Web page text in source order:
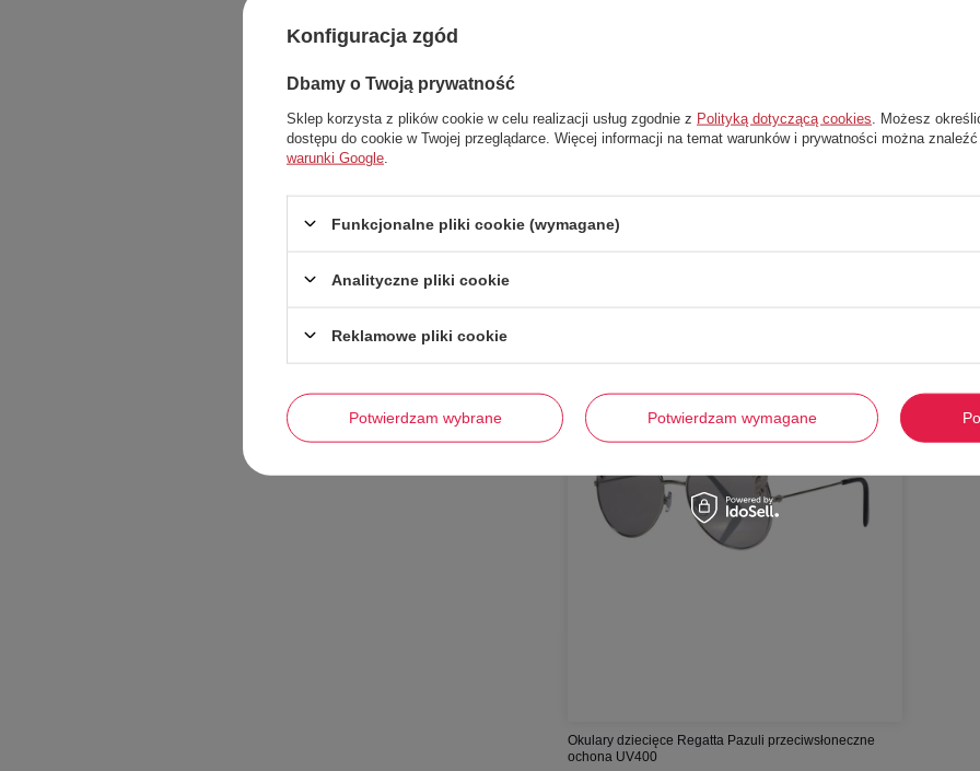
Okulary dziecięce Regatta Pazuli przeciwsłoneczne
ochona UV400
Konfiguracja zgód
Dbamy o Twoją prywatność
Sklep korzysta z plików cookie w celu realizacji usług zgodnie z Polityką dotyczącą cookies . Możesz
dostępu do cookie w Twojej przeglądarce. Więcej informacji na temat warunków i prywatności można
warunki Google
Funkcjonalne pliki cookie (wymagane)
Analityczne pliki cookie
Reklamowe pliki cookie
Potwierdzam wybrane Potwierdzam wymagane